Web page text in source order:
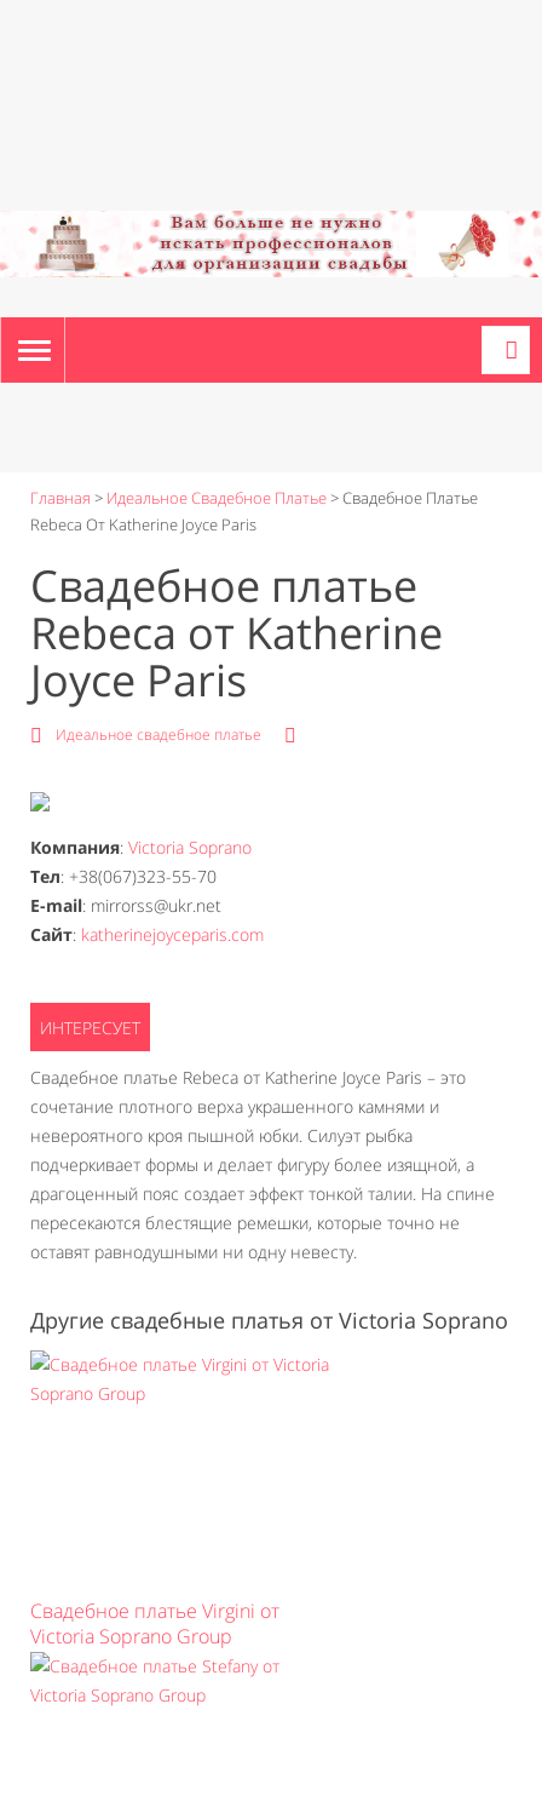
TOGGLE
NAVIGATION
Главная > Идеальное Свадебное Платье>Свадебное Платье
Rebeca От Katherine Joyce Paris
Свадебное платье
Rebeca от Katherine
Joyce Paris
Идеальное свадебное платье
Компания: Victoria Soprano
Тел: +38(067)323-55-70
E-mail: mirrorss@ukr.net
Сайт: katherinejoyceparis.com
Свадебное платье Rebeca от Katherine Joyce Paris – это
сочетание плотного верха украшенного камнями и
невероятного кроя пышной юбки. Силуэт рыбка
подчеркивает формы и делает фигуру более изящной, а
драгоценный пояс создает эффект тонкой талии. На спине
пересекаются блестящие ремешки, которые точно не
оставят равнодушными ни одну невесту.
Другие свадебные платья от Victoria Soprano
Свадебное платье Virgini от
Victoria Soprano Group